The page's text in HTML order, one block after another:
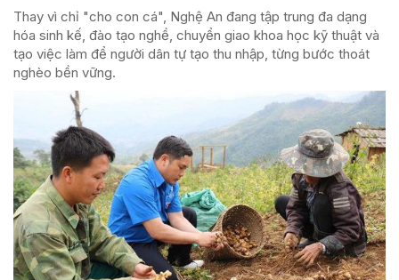
Thay vì chỉ "cho con cá", Nghệ An đang tập trung đa dạng
hóa sinh kế, đào tạo nghề, chuyển giao khoa học kỹ thuật và
tạo việc làm để người dân tự tạo thu nhập, từng bước thoát
nghèo bền vững.